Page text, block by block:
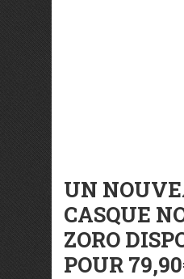
UN
CASQUE
ZORO
POUR